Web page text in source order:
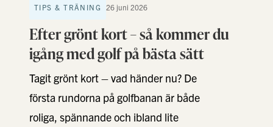
TIPS & TRÄNING 26 juni 2026
Efter grönt kort – så kommer du
igång med golf på bästa sätt
Tagit grönt kort – vad händer nu? De
första rundorna på golfbanan är både
roliga, spännande och ibland lite